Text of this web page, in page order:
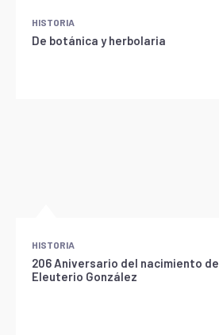
HISTORIA
De botánica y herbolaria
HISTORIA
206 Aniversario del nacimiento
Eleuterio González